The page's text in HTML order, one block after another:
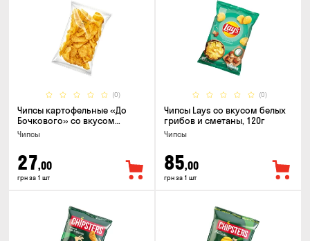
(0)
Чипсы картофельные «До
Бочкового» со вкусом
сметаны с зеленью, 100г
Чипсы
27,00
грн за 1 шт
(0)
Чипсы Lays со вкусом белых
грибов и сметаны, 120г
Чипсы
85,00
грн за 1 шт